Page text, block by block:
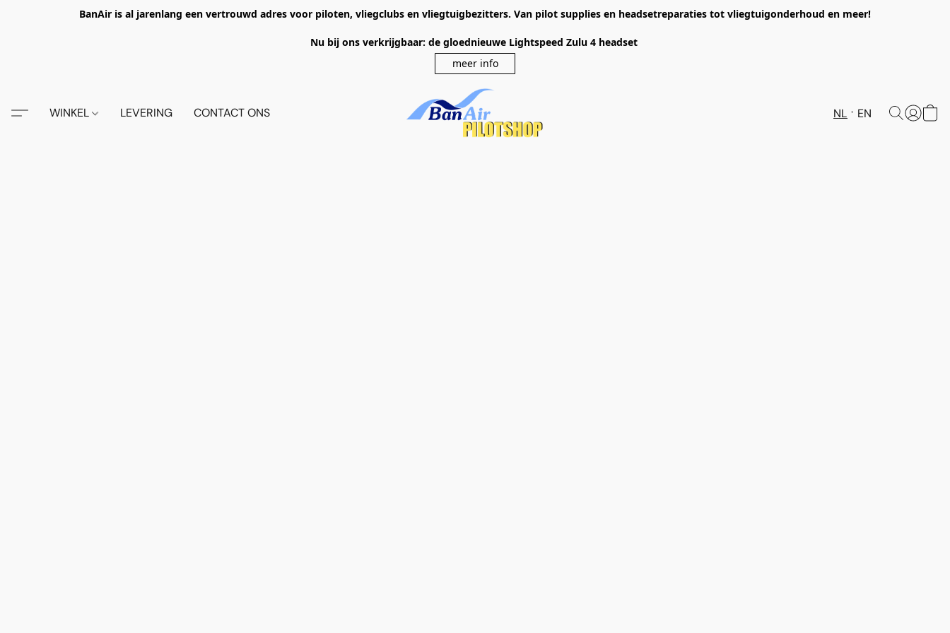
BanAir is al jarenlang een vertrouwd adres voor piloten, vliegclubs en vliegtuigbezitters. Van pilot supplies en headsetreparaties tot vliegtuigonderhoud en meer!
Nu bij ons verkrijgbaar: de gloednieuwe Lightspeed Zulu 4 headset
meer info
WINKEL LEVERING CONTACT ONS NL EN